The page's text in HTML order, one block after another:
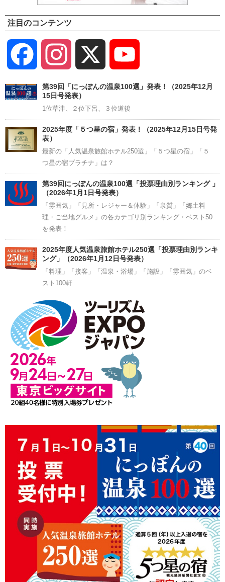
注目のコンテンツ
Facebook Instagram
Channel
第39回「にっぽんの温泉100選」発表！（2025年12月
15日号発表）
1位草津、２位下呂、３位道後
2025年度「５つ星の宿」発表！（2025年12月15日号発
表）
最新の「人気温泉旅館ホテル250選」「５つ星の宿」「５
つ星の宿プラチナ」は？
第39回にっぽんの温泉100選「投票理由別ランキング 」
（2026年1月1日号発表）
「雰囲気」「見所・レジャー＆体験」「泉質」「郷土料
理・ご当地グルメ」の各カテゴリ別ランキング・ベスト50
を発表！
2025年度人気温泉旅館ホテル250選「投票理由別ランキ
ング」（2026年1月12日号発表）
「料理」「接客」「温泉・浴場」「施設」「雰囲気」のベ
スト100軒